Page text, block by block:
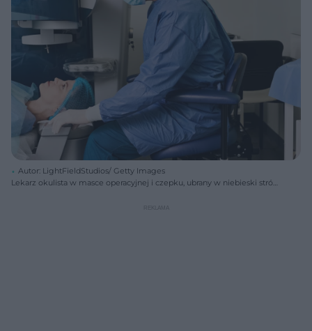
Autor: LightFieldStudios/ Getty Images
Lekarz okulista w masce operacyjnej i czepku, ubrany w niebieski strój
na stole operacyjnym. Sprzęt do laserowej korekcji wzroku i pacjentka